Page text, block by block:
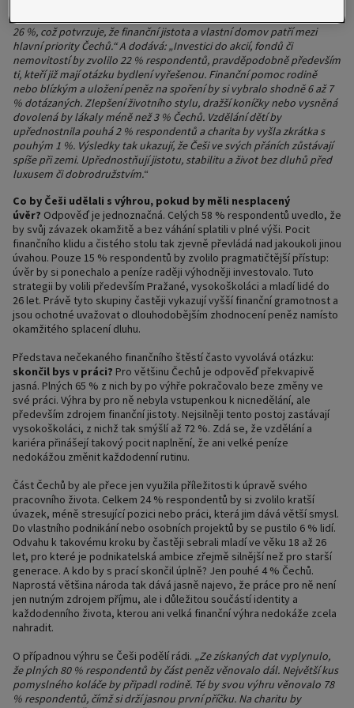
rozhodlo dokonce 37 % dotázaných, tedy výrazně více než ve zbytku
26 %, což potvrzuje, že finanční jistota a vlastní domov patří mezi
hlavní priority Čechů.“ A dodává: „Investici do akcií, fondů či
nemovitostí by zvolilo 22 % respondentů, pravděpodobně především
ti, kteří již mají otázku bydlení vyřešenou. Finanční pomoc rodině
nebo blízkým a uložení peněz na spoření by si vybralo shodně 6 až 7
% dotázaných. Zlepšení životního stylu, dražší koníčky nebo vysněná
dovolená by lákaly méně než 3 % Čechů. Vzdělání dětí by
upřednostnila pouhá 2 % respondentů a charita by vyšla zkrátka s
pouhým 1 %. Výsledky tak ukazují, že Češi ve svých přáních zůstávají
spíše při zemi. Upřednostňují jistotu, stabilitu a život bez dluhů před
luxusem či dobrodružstvím.“
Co by Češi udělali s výhrou, pokud by měli nesplacený
úvěr? Odpověď je jednoznačná. Celých 58 % respondentů uvedlo, že
by svůj závazek okamžitě a bez váhání splatili v plné výši. Pocit
finančního klidu a čistého stolu tak zjevně převládá nad jakoukoli jinou
úvahou. Pouze 15 % respondentů by zvolilo pragmatičtější přístup:
úvěr by si ponechalo a peníze raději výhodněji investovalo. Tuto
strategii by volili především Pražané, vysokoškoláci a mladí lidé do
26 let. Právě tyto skupiny častěji vykazují vyšší finanční gramotnost a
jsou ochotné uvažovat o dlouhodobějším zhodnocení peněz namísto
okamžitého splacení dluhu.
Představa nečekaného finančního štěstí často vyvolává otázku:
skončil bys v práci? Pro většinu Čechů je odpověď překvapivě
jasná. Plných 65 % z nich by po výhře pokračovalo beze změny ve
své práci. Výhra by pro ně nebyla vstupenkou k nicnedělání, ale
především zdrojem finanční jistoty. Nejsilněji tento postoj zastávají
vysokoškoláci, z nichž tak smýšlí až 72 %. Zdá se, že vzdělání a
kariéra přinášejí takový pocit naplnění, že ani velké peníze
nedokážou změnit každodenní rutinu.
Část Čechů by ale přece jen využila příležitosti k úpravě svého
pracovního života. Celkem 24 % respondentů by si zvolilo kratší
úvazek, méně stresující pozici nebo práci, která jim dává větší smysl.
Do vlastního podnikání nebo osobních projektů by se pustilo 6 % lidí.
Odvahu k takovému kroku by častěji sebrali mladí ve věku 18 až 26
let, pro které je podnikatelská ambice zřejmě silnější než pro starší
generace. A kdo by s prací skončil úplně? Jen pouhé 4 % Čechů.
Naprostá většina národa tak dává jasně najevo, že práce pro ně není
jen nutným zdrojem příjmu, ale i důležitou součástí identity a
každodenního života, kterou ani velká finanční výhra nedokáže zcela
nahradit.
O případnou výhru se Češi podělí rádi. „Ze získaných dat vyplynulo,
že plných 80 % respondentů by část peněz věnovalo dál. Největší kus
pomyslného koláče by připadl rodině. Té by svou výhru věnovalo 78
% respondentů, čímž si drží jasnou první příčku. Na charitu by